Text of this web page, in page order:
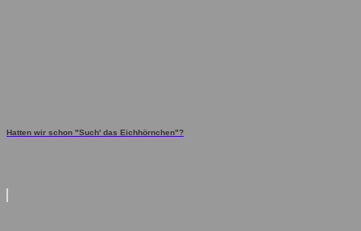
Hatten wir schon "Such' das Eichhörnchen"?